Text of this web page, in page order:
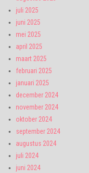
juli 2025
juni 2025
mei 2025
april 2025
maart 2025
februari 2025
januari 2025
december 2024
november 2024
oktober 2024
september 2024
augustus 2024
juli 2024
juni 2024